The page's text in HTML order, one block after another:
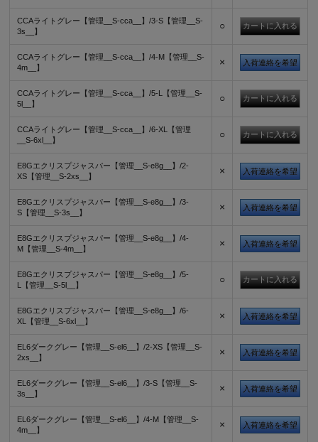
CCAライトグレー【管理__S-cca__】/3-S【管理__S-
3s__】
○
CCAライトグレー【管理__S-cca__】/4-M【管理__S-
4m__】
× 入荷連絡を希望
CCAライトグレー【管理__S-cca__】/5-L【管理__S-
5l__】
○
CCAライトグレー【管理__S-cca__】/6-XL【管理
__S-6xl__】
○
E8Gエクリスプジャスパー【管理__S-e8g__】/2-
XS【管理__S-2xs__】
× 入荷連絡を希望
E8Gエクリスプジャスパー【管理__S-e8g__】/3-
S【管理__S-3s__】
× 入荷連絡を希望
E8Gエクリスプジャスパー【管理__S-e8g__】/4-
M【管理__S-4m__】
× 入荷連絡を希望
E8Gエクリスプジャスパー【管理__S-e8g__】/5-
L【管理__S-5l__】
○
E8Gエクリスプジャスパー【管理__S-e8g__】/6-
XL【管理__S-6xl__】
× 入荷連絡を希望
EL6ダークグレー【管理__S-el6__】/2-XS【管理__S-
2xs__】
× 入荷連絡を希望
EL6ダークグレー【管理__S-el6__】/3-S【管理__S-
3s__】
× 入荷連絡を希望
EL6ダークグレー【管理__S-el6__】/4-M【管理__S-
4m__】
× 入荷連絡を希望